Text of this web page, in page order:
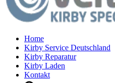
Home
Kirby Service Deutschland
Kirby Reparatur
Kirby Laden
Kontakt